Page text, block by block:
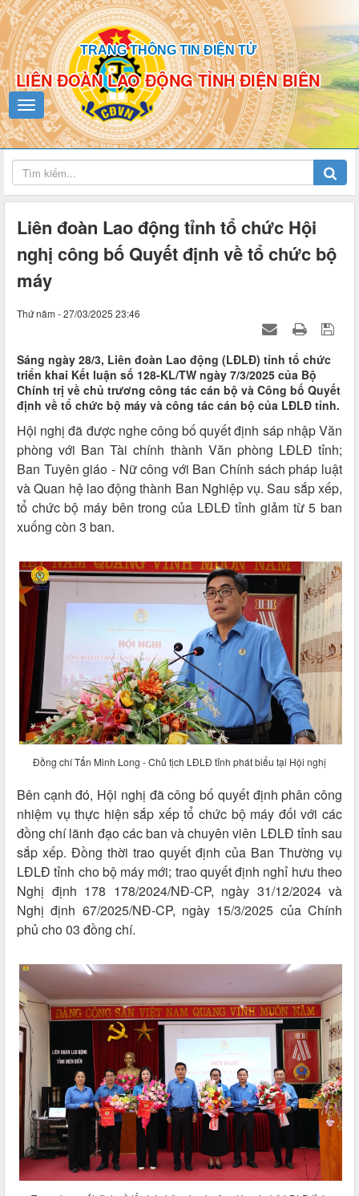
TRANG THÔNG TIN ĐIỆN TỬ
LIÊN ĐOÀN LAO ĐỘNG TỈNH ĐIỆN BIÊN
Liên đoàn Lao động tỉnh tổ chức Hội
nghị công bố Quyết định về tổ chức bộ
máy
Thứ năm - 27/03/2025 23:46
Sáng ngày 28/3, Liên đoàn Lao động (LĐLĐ) tỉnh tổ chức
triển khai Kết luận số 128-KL/TW ngày 7/3/2025 của Bộ
Chính trị về chủ trương công tác cán bộ và Công bố Quyết
định về tổ chức bộ máy và công tác cán bộ của LĐLĐ tỉnh.
Hội nghị đã được nghe công bố quyết định sáp nhập Văn
phòng với Ban Tài chính thành Văn phòng LĐLĐ tỉnh;
Ban Tuyên giáo - Nữ công với Ban Chính sách pháp luật
và Quan hệ lao động thành Ban Nghiệp vụ. Sau sắp xếp,
tổ chức bộ máy bên trong của LĐLĐ tỉnh giảm từ 5 ban
xuống còn 3 ban.
Đồng chí Tẩn Minh Long - Chủ tịch LĐLĐ tỉnh phát biểu tại Hội nghị
Bên cạnh đó, Hội nghị đã công bố quyết định phân công
nhiệm vụ thực hiện sắp xếp tổ chức bộ máy đối với các
đồng chí lãnh đạo các ban và chuyên viên LĐLĐ tỉnh sau
sắp xếp. Đồng thời trao quyết định của Ban Thường vụ
LĐLĐ tỉnh cho bộ máy mới; trao quyết định nghỉ hưu theo
Nghị định 178 178/2024/NĐ-CP, ngày 31/12/2024 và
Nghị định 67/2025/NĐ-CP, ngày 15/3/2025 của Chính
phủ cho 03 đồng chí.